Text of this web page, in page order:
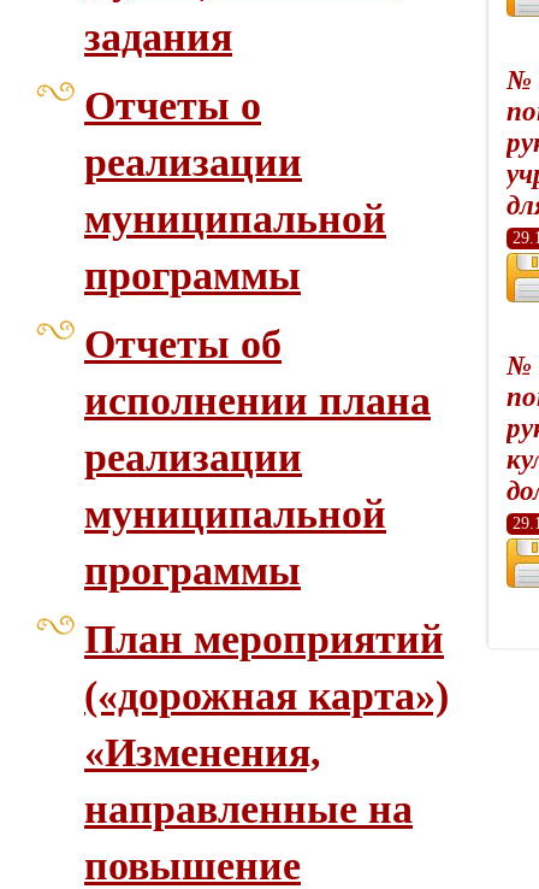
задания
Отчеты о
реализации
муниципальной
программы
Отчеты об
исполнении плана
реализации
муниципальной
программы
План мероприятий
(«дорожная карта»)
«Изменения,
направленные на
повышение
№
№